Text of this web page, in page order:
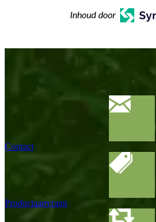
Inhoud door
Contact
Productaanvraag